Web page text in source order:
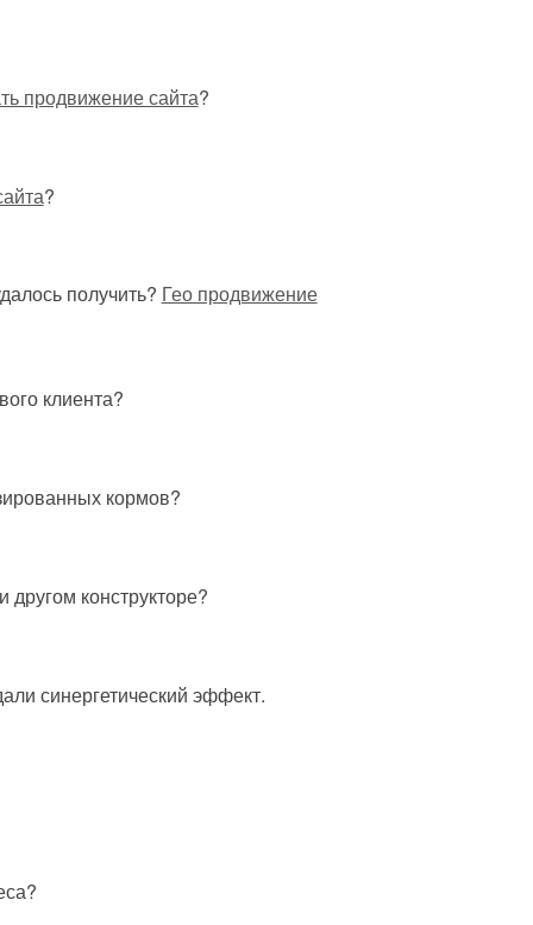
продвижение сайта?
?
получить? Гео продвижение
клиента?
кормов?
конструкторе?
синергетический эффект.